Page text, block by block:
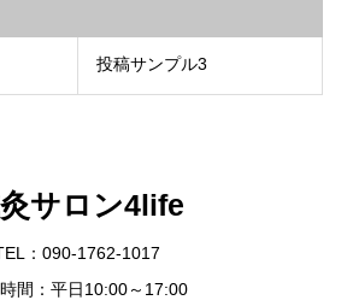
投稿サンプル3
サロン4life
：090-1762-1017
間：平日10:00～17:00